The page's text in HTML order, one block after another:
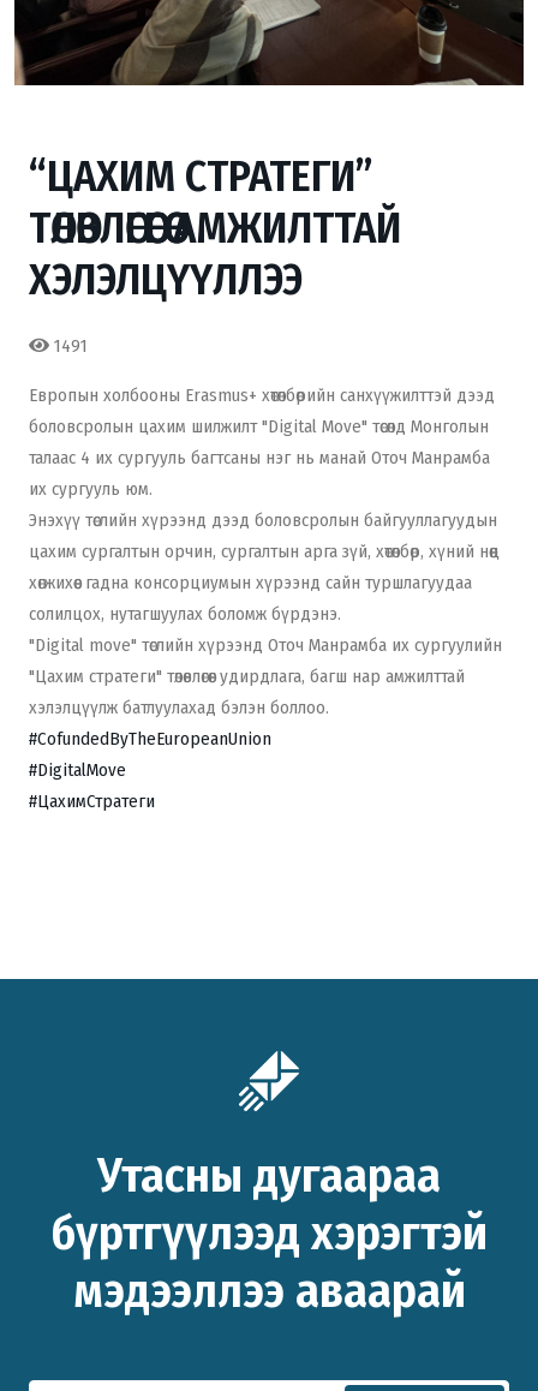
“ЦАХИМ СТРАТЕГИ”
ТӨЛӨВЛӨГӨӨГӨӨ АМЖИЛТТАЙ
ХЭЛЭЛЦҮҮЛЛЭЭ
1491
Европын холбооны Erasmus+ хөтөлбөрийн санхүүжилттэй дээд
боловсролын цахим шилжилт "Digital Move" төсөлд Монголын
талаас 4 их сургууль багтсаны нэг нь манай Оточ Манрамба
их сургууль юм.
Энэхүү төслийн хүрээнд дээд боловсролын байгууллагуудын
цахим сургалтын орчин, сургалтын арга зүй, хөтөлбөр, хүний нөөц
хөгжихөөс гадна консорциумын хүрээнд сайн туршлагуудаа
солилцох, нутагшуулах боломж бүрдэнэ.
"Digital move" төслийн хүрээнд Оточ Манрамба их сургуулийн
"Цахим стратеги" төлөвлөгөөг удирдлага, багш нар амжилттай
хэлэлцүүлж батлуулахад бэлэн боллоо.
#CofundedByTheEuropeanUnion
#DigitalMove
#ЦахимСтратеги
Утасны дугаараа
бүртгүүлээд хэрэгтэй
мэдээллээ аваарай